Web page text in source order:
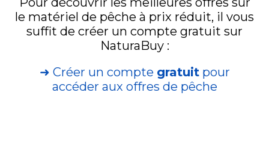
le matériel de pêche à prix réduit, il vous
suffit de créer un compte gratuit sur
NaturaBuy :
➜ Créer un compte gratuitpour
accéder aux offres de pêche